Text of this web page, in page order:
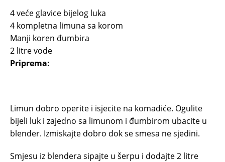
4 veće glavice bijelog luka
4 kompletna limuna sa korom
Manji koren đumbira
2 litre vode
Priprema:
Limun dobro operite i isjecite na komadiće. Ogulite
bijeli luk i zajedno sa limunom i đumbirom ubacite u
blender. Izmiskajte dobro dok se smesa ne sjedini.
Smjesu iz blendera sipajte u šerpu i dodajte 2 litre